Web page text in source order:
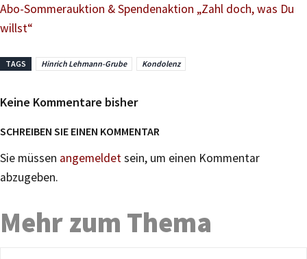
Abo-Sommerauktion & Spendenaktion „Zahl doch, was Du
willst“
TAGS Hinrich Lehmann-Grube Kondolenz
Keine Kommentare bisher
SCHREIBEN SIE EINEN KOMMENTAR
Sie müssen angemeldetsein, um einen Kommentar
abzugeben.
Mehr zum Thema